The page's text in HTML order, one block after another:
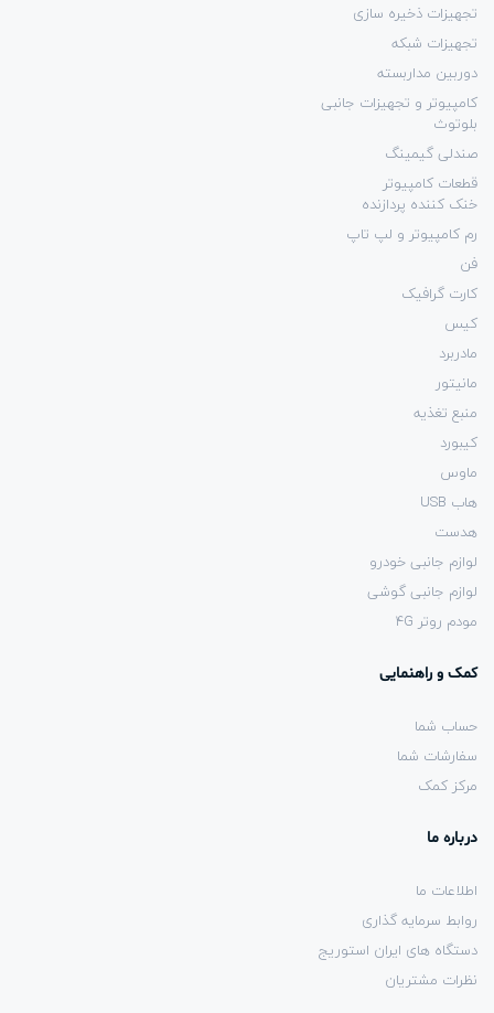
تجهیزات ذخیره سازی
تجهیزات شبکه
دوربین مداربسته
کامپیوتر و تجهیزات جانبی
بلوتوث
صندلی گیمینگ
قطعات کامپیوتر
خنک کننده پردازنده
رم کامپیوتر و لپ تاپ
فن
کارت گرافیک
کیس
مادربرد
مانیتور
منبع تغذیه
کیبورد
ماوس
هاب USB
هدست
لوازم جانبی خودرو
لوازم جانبی گوشی
مودم روتر 4G
کمک و راهنمایی
حساب شما
سفارشات شما
مرکز کمک
درباره ما
اطلاعات ما
روابط سرمایه گذاری
دستگاه های ایران استوریج
نظرات مشتریان